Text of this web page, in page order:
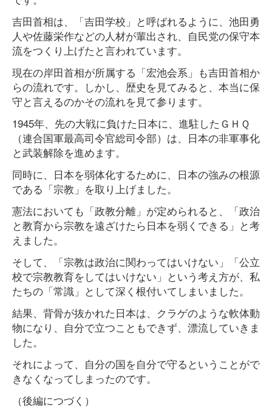
吉田首相は、「吉田学校」と呼ばれるように、池田勇
人や佐藤栄作などの人材が輩出され、自民党の保守本
流をつくり上げたと言われています。
現在の岸田首相が所属する「宏池会系」も吉田首相か
らの流れです。しかし、歴史を見てみると、本当に保
守と言えるのかその流れを見て参ります。
1945年、先の大戦に負けた日本に、進駐したＧＨＱ
（連合国軍最高司令官総司令部）は、日本の非軍事化
と武装解除を進めます。
同時に、日本を弱体化するために、日本の強みの根源
である「宗教」を取り上げました。
憲法においても「政教分離」が定められると、「政治
と教育から宗教を遠ざけたら日本を弱くできる」と考
えました。
そして、「宗教は政治に関わってはいけない」「公立
校で宗教教育をしてはいけない」という考え方が、私
たちの「常識」として深く根付いてしまいました。
結果、背骨が抜かれた日本は、クラゲのような軟体動
物になり、自分で立つこともできず、漂流していきま
した。
それによって、自分の国を自分で守るということがで
きなくなってしまったのです。
（後編につづく）